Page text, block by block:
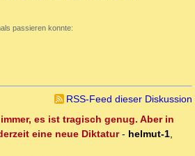
passieren konnte:
RSS-Feed dieser Diskussion
es ist tragisch genug. Aber in
eine neue Diktatur- helmut-1,